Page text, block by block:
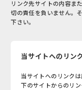
リンク先サイトの内容ま
切の責任を負いません。
下さい。
当サイトへのリン
当サイトへのリンク
下のサイトからのリン